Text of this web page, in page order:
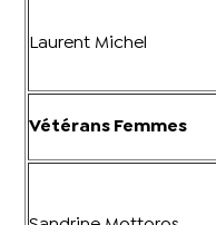
Laurent Michel
Vétérans Femmes